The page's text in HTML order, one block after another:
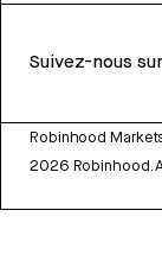
Suivez-nous sur
Robinhood
2026 Robinhood.